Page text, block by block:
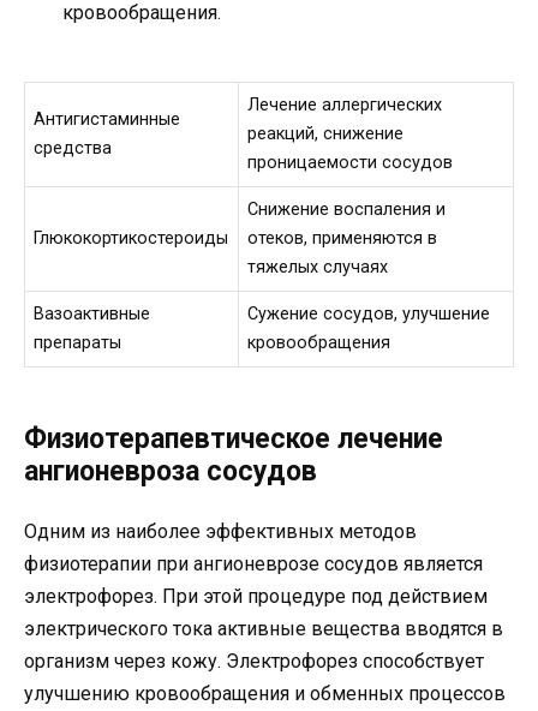
кровообращения.
Антигистаминные
средства
Лечение аллергических
реакций, снижение
проницаемости сосудов
Глюкокортикостероиды
Снижение воспаления и
отеков, применяются в
тяжелых случаях
Вазоактивные
препараты
Сужение сосудов, улучшение
кровообращения
Физиотерапевтическое лечение
ангионевроза сосудов
Одним из наиболее эффективных методов
физиотерапии при ангионеврозе сосудов является
электрофорез. При этой процедуре под действием
электрического тока активные вещества вводятся в
организм через кожу. Электрофорез способствует
улучшению кровообращения и обменных процессов